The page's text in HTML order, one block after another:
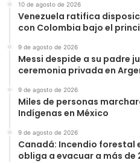
10 de agosto de 2026
Venezuela ratifica
con Colombia bajo el
9 de agosto de 2026
Messi despide a su padre
ceremonia privada en
9 de agosto de 2026
Miles de personas
Indígenas en México
9 de agosto de 2026
Canadá: Incendio forestal
obliga a evacuar a más de